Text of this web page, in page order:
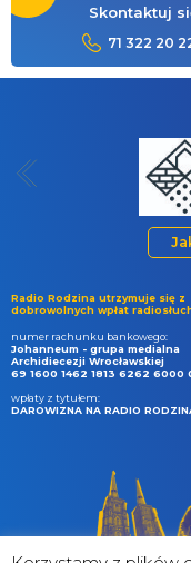
Skontaktuj
71 322 20
Radio Rodzina utrzymuje się z
dobrowolnych wpłat
numer rachunku bankowego:
Johanneum - grupa medialna
Archidiecezji Wrocławskiej
69 1600 1462 1813 6262 6000
wpłaty z tytułem:
DAROWIZNA NA RADIO